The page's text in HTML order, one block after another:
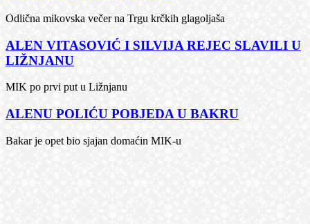
Odlična mikovska večer na Trgu krčkih glagoljaša
ALEN VITASOVIĆ I SILVIJA REJEC SLAVILI U
LIŽNJANU
MIK po prvi put u Ližnjanu
ALENU POLIĆU POBJEDA U BAKRU
Bakar je opet bio sjajan domaćin MIK-u